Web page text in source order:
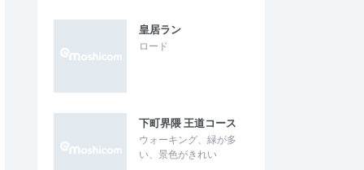
皇居ラン
ロード
下町界隈 王道コース
ウォーキング、緑が多
い、景色がきれい